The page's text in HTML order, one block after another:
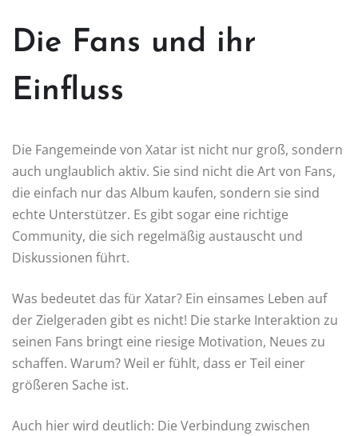
Die Fans und ihr
Einfluss
Die Fangemeinde von Xatar ist nicht nur groß, sondern
auch unglaublich aktiv. Sie sind nicht die Art von Fans,
die einfach nur das Album kaufen, sondern sie sind
echte Unterstützer. Es gibt sogar eine richtige
Community, die sich regelmäßig austauscht und
Diskussionen führt.
Was bedeutet das für Xatar? Ein einsames Leben auf
der Zielgeraden gibt es nicht! Die starke Interaktion zu
seinen Fans bringt eine riesige Motivation, Neues zu
schaffen. Warum? Weil er fühlt, dass er Teil einer
größeren Sache ist.
Auch hier wird deutlich: Die Verbindung zwischen